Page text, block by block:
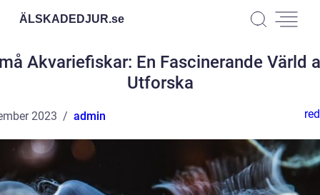
ÄLSKADEDJUR.se
Akvariefiskar: En Fascinerande Värld
Utforska
2023 admin